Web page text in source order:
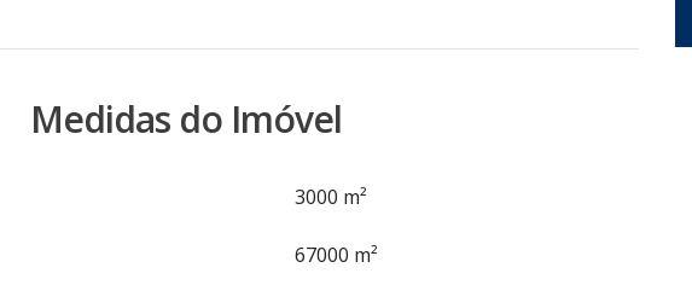
Medidas do Imóvel
3000 m²
67000 m²